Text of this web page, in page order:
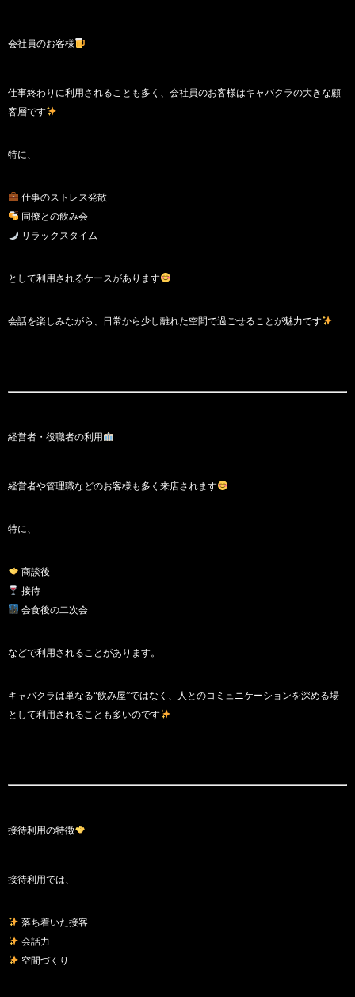
会社員のお客様
仕事終わりに利用されることも多く、会社員のお客様はキャバクラの大きな顧
客層です
特に、
仕事のストレス発散
同僚との飲み会
リラックスタイム
として利用されるケースがあります
会話を楽しみながら、日常から少し離れた空間で過ごせることが魅力です
経営者・役職者の利用
経営者や管理職などのお客様も多く来店されます
特に、
商談後
接待
会食後の二次会
などで利用されることがあります。
キャバクラは単なる“飲み屋”ではなく、人とのコミュニケーションを深める場
として利用されることも多いのです
接待利用の特徴
接待利用では、
落ち着いた接客
会話力
空間づくり